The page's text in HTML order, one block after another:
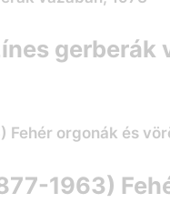
gerberák
1963)